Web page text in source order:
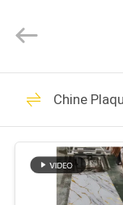
MAISON
DES
PRODUITS
Building
Material
Rights
de
Chine